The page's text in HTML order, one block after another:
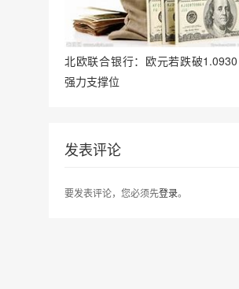
北欧联合银行：欧元若跌破
强力支撑位
发表评论
要发表评论，您必须先登录。